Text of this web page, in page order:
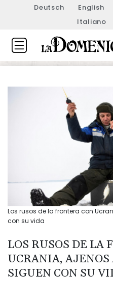
Deutsch English
Italiano
Los rusos de la frontera con
con su vida
LOS RUSOS DE LA
UCRANIA, AJENOS
SIGUEN CON SU